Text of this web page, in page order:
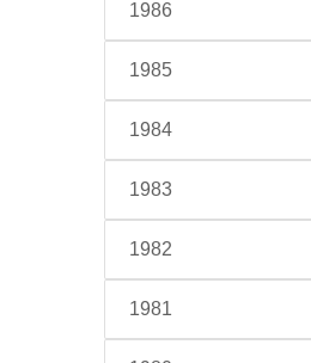
1986
1985
1984
1983
1982
1981